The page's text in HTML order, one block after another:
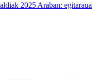
2025 Araban: egitaraua